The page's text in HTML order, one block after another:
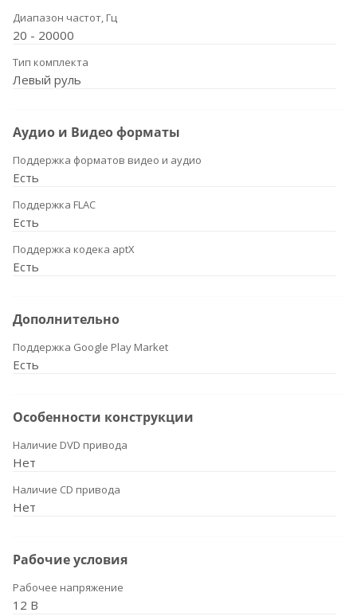
Диапазон частот, Гц
20 - 20000
Тип комплекта
Левый руль
Аудио и Видео форматы
Поддержка форматов видео и аудио
Есть
Поддержка FLAC
Есть
Поддержка кодека aptX
Есть
Дополнительно
Поддержка Google Play Market
Есть
Особенности конструкции
Наличие DVD привода
Нет
Наличие CD привода
Нет
Рабочие условия
Рабочее напряжение
12 В